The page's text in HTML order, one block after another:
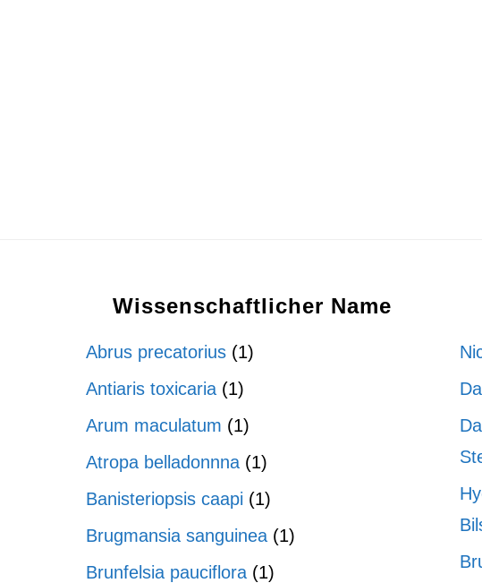
Wissenschaftlicher Name
Abrus precatorius (1)
Antiaris toxicaria (1)
Arum maculatum (1)
Atropa belladonnna (1)
Banisteriopsis caapi (1)
Brugmansia sanguinea (1)
Brunfelsia pauciflora (1)